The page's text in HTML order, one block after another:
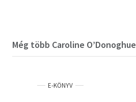
Még több Caroline O’Donoghue
E-KÖNYV